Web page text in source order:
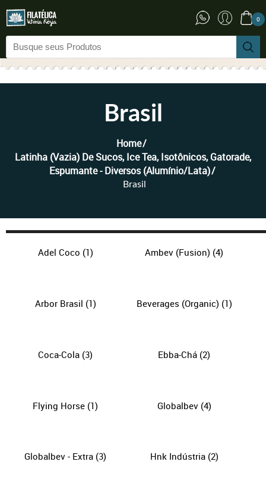
0
Brasil
Home
Latinha (vazia) De Sucos, Ice Tea, Isotônicos, Gatorade,
Espumante - Diversos (Alumínio/Lata)
Brasil
Adel Coco (1) Ambev (Fusion) (4)
Arbor Brasil (1) Beverages (Organic) (1)
Coca-Cola (3) Ebba-Chá (2)
Flying Horse (1) Globalbev (4)
Globalbev - Extra (3) Hnk Indústria (2)